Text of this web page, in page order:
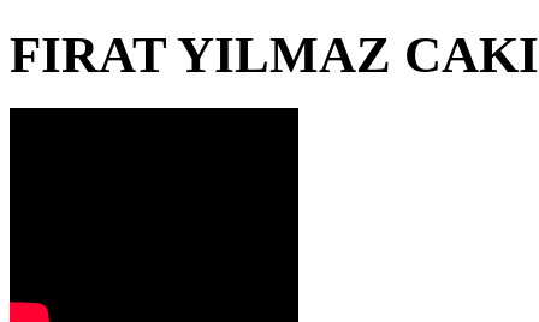
FIRAT YILMAZ